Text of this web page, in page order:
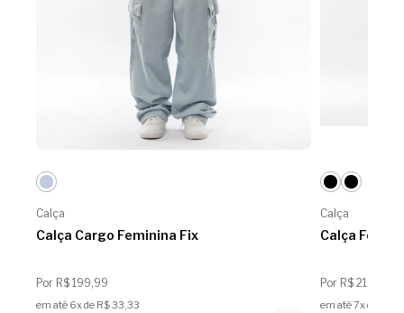
Calça
Calça Cargo Feminina Fix
Por R$ 199,99
em até 6x de R$ 33,33
Calça
Calça
Por R$ 219,99
em até 7x de R$